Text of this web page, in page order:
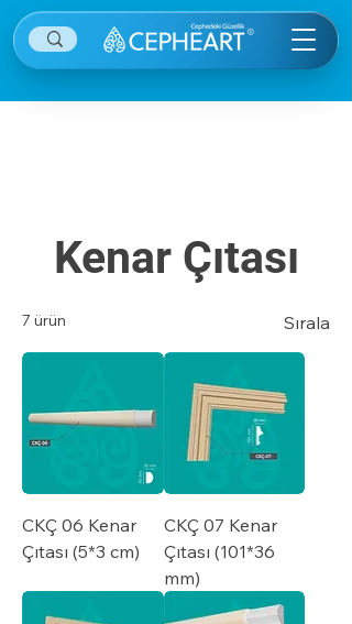
Kenar Çıtası
7 ürün Sırala
CKÇ 06 Kenar
Çıtası (5*3 cm)
CKÇ 07 Kenar
Çıtası (101*36
mm)